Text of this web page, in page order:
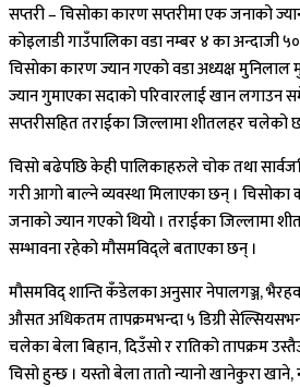
सप्तरी – चिसोका कारण सप्तरीमा एक जनाको
कोइलाडी गाउँपालिका वडा नम्बर ४ का अन्दाजी
चिसाेका कारण ज्यान गएको वडा अध्यक्ष मुनिलाल
ज्यान गुमाएका सदाको परिवारलाई खान लगाउन
सप्तरीसहित तराईका जिल्लामा शीतलहर चलेको
चिसो बढेपछि केही पालिकाहरुले चोक तथा
गरी आगो बाल्ने व्यवस्था मिलाएका छन् ।
जनाको ज्यान गएको थियो । तराईका जिल्लामा
सम्भावना रहेको मौसमविद्ले बताएका छन् ।
मौसमविद् शान्ति कँडेलका अनुसार नेपालगञ्ज,
औसत अधिकतम तापक्रमभन्दा ५ डिग्री
चलेका बेला बिहान, दिउँसाे र रातिको तापक्रम
चिसो हुन्छ । यस्तो बेला तातो न्यानो खानेकुरा